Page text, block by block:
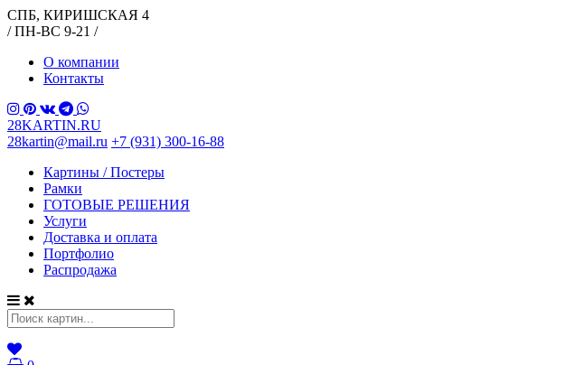
СПБ, КИРИШСКАЯ 4
/ ПН-ВС 9-21 /
О компании
Контакты
28KARTIN.RU
28kartin@mail.ru +7 (931) 300-16-88
Картины / Постеры
Рамки
ГОТОВЫЕ РЕШЕНИЯ
Услуги
Доставка и оплата
Портфолио
Распродажа